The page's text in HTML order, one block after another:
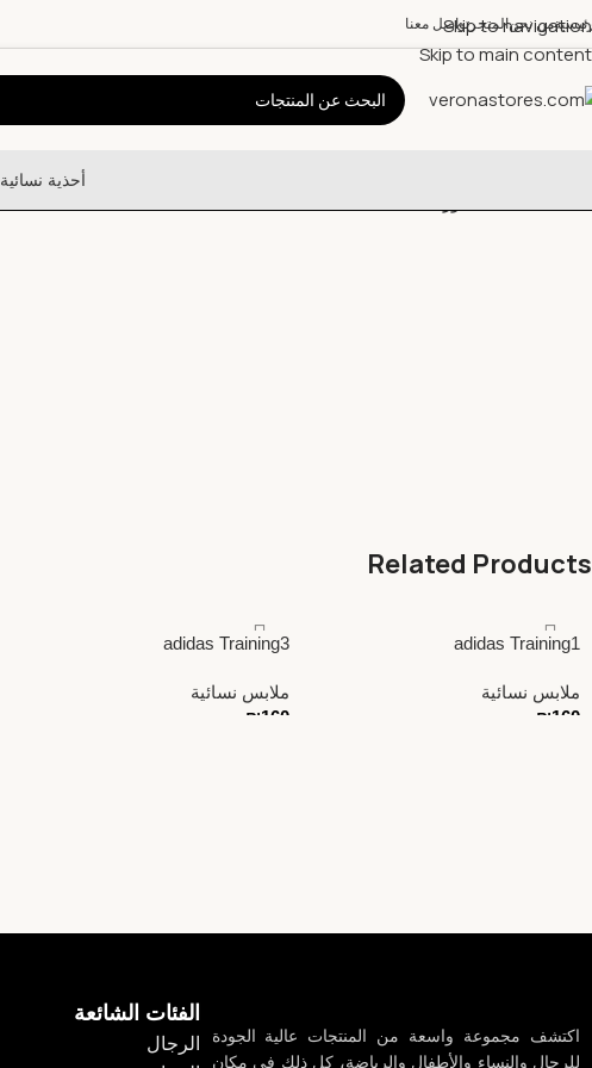
Skip to navigation
Skip to main content
من نحنالمتجرتواصل معنا
أحذية نسائية
Related Products
adidas Training1
ملابس نسائية
₪160
adidas Training3
ملابس نسائية
₪160
اكتشف مجموعة واسعة من المنتجات عالية الجودة
للرجال والنساء والأطفال والرياضة، كل ذلك في مكان
الفئات الشائعة
الرجال